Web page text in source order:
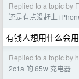
Replied to a topic by
还是有点没赶上
有钱人想用什么会
Replied to a topic by
2c1a 的 65w 充电器